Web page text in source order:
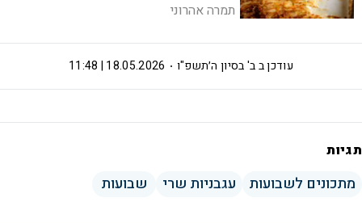
תמרה אהרוני
ב' בסיון ה׳תשפ"ו 18.05.2026 | 11:48 עודכן ב
תגיות
מתכונים לשבועות עגבניות שרי שבועות